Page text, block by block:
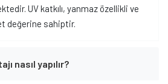
UV katkılı, yanmaz özellikli ve
değerine sahiptir.
nasıl yapılır?